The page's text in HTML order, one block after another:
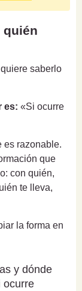
quién
saberlo
es: «Si ocurre
es razonable.
que
con quién,
te lleva,
la forma en
y dónde
ocurre